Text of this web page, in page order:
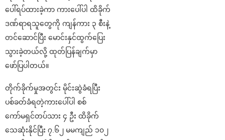
ပေါ်ရပ်ထားခဲ့ကာ ကားပေါ်ပါ ထိခိုက်
ဒဏ်ရာရသူတွေကို ကျန်ကား ၃ စီးနဲ့
တင်ဆောင်ပြီး မောင်းနှင်ထွက်ပြေး
သွားခဲ့တယ်လို့ ထုတ်ပြန်ချက်မှာ
ဖော်ပြပါတယ်။
တိုက်ခိုက်မှုအတွင်း မိုင်းဆွဲခံရပြီး
ပစ်ခတ်ခံရတဲ့ကားပေါ်ပါ စစ်
ကော်မရှင်တပ်သား ၄ ဦး ထိခိုက်
သေဆုံးနိုင်ပြီး ၇.၆၂ မမကျည် ၁၀၂